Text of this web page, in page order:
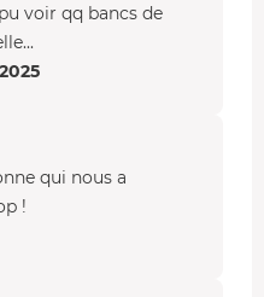
voir qq bancs de
qui nous a
!